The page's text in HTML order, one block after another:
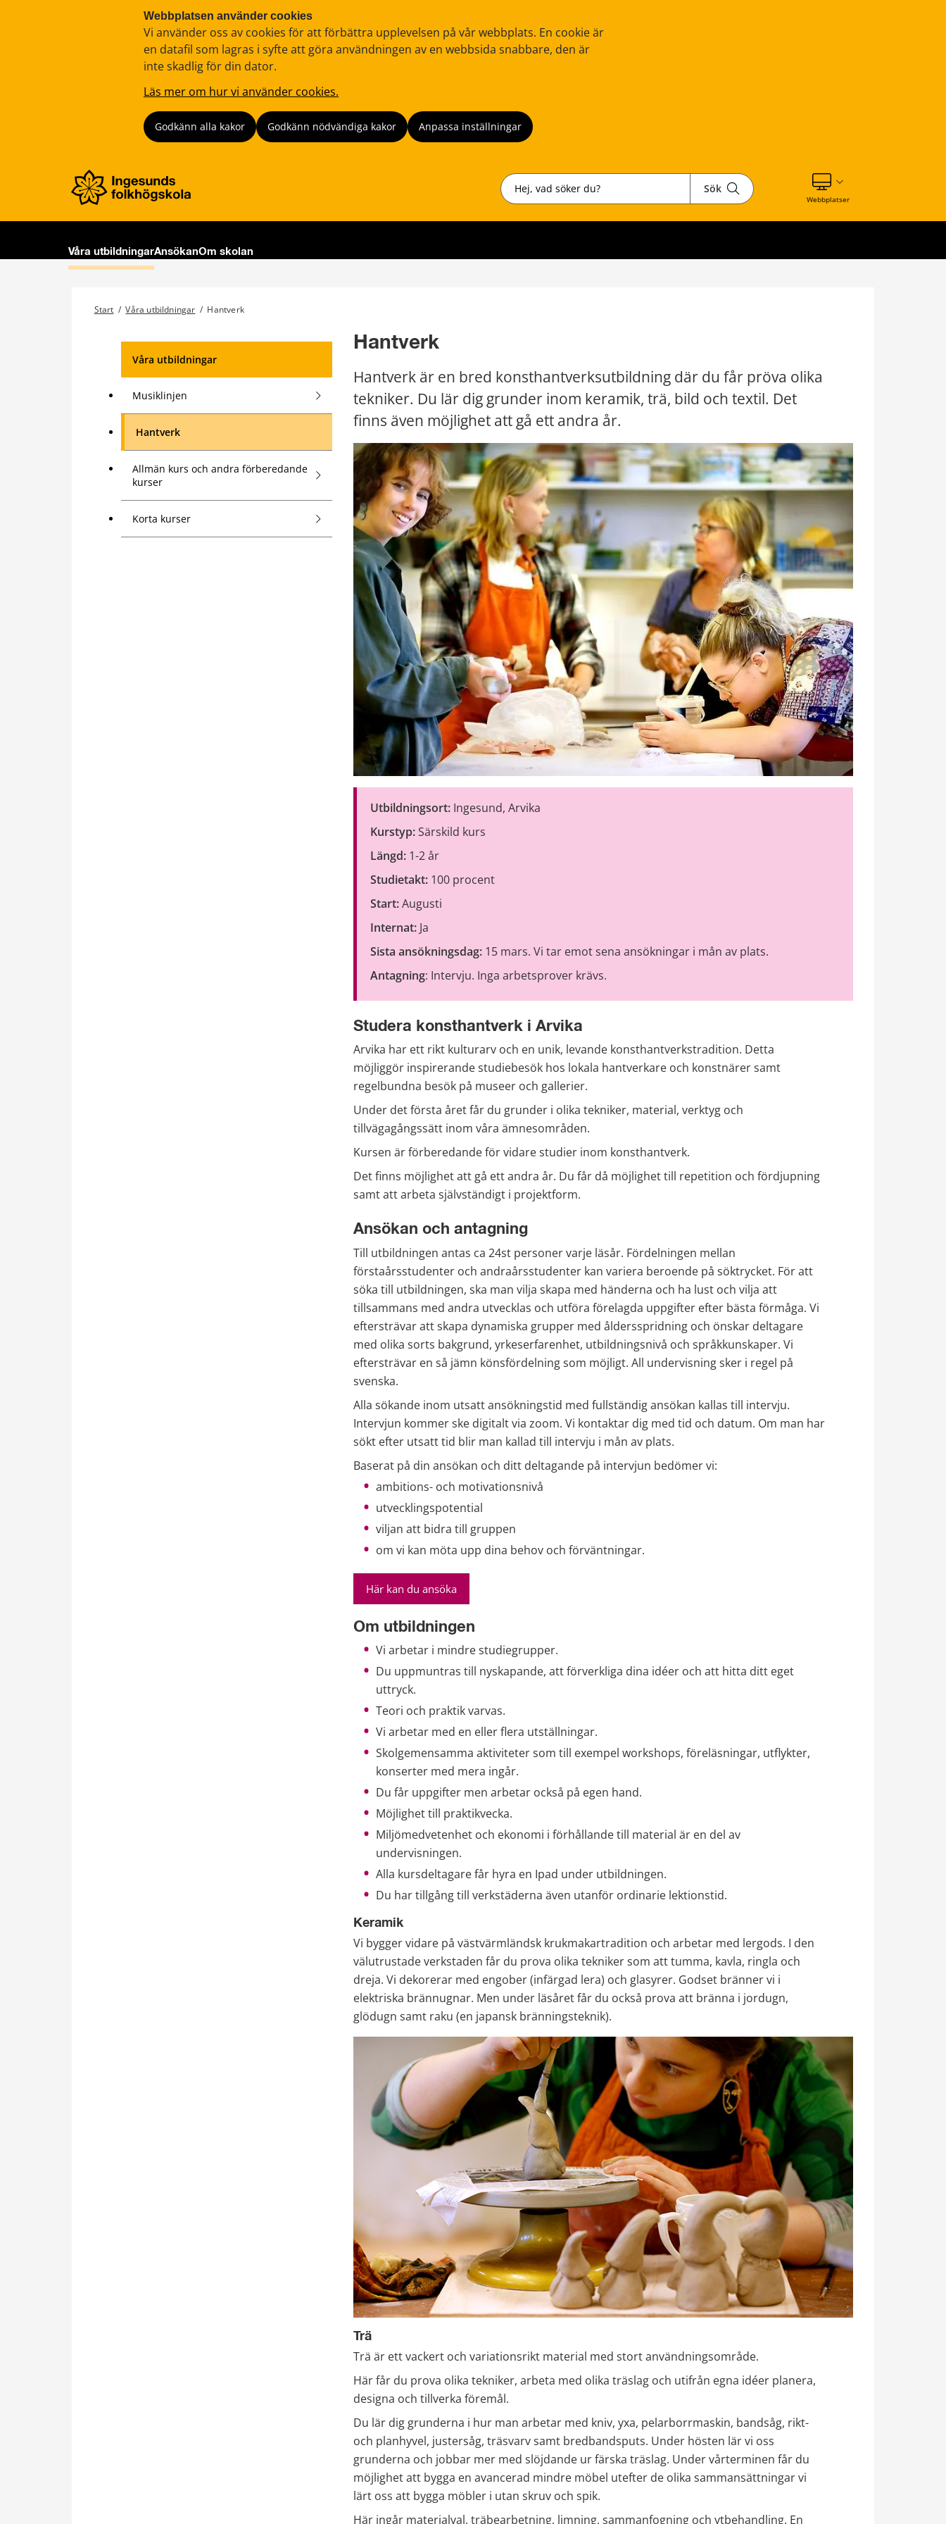
Webbplatsen använder cookies
Vi använder oss av cookies för att förbättra upplevelsen på vår webbplats. En cookie är
en datafil som lagras i syfte att göra användningen av en webbsida snabbare, den är
inte skadlig för din dator.
Läs mer om hur vi använder cookies.
Godkänn alla kakor Godkänn nödvändiga kakor Anpassa inställningar
Sök Sök
WebbplatserVisa våra andra webbplatser
Våra utbildningarAnsökanOm skolan
Start / Våra utbildningar / Hantverk
Våra utbildningar
Musiklinjen
Hantverk
Allmän kurs och andra förberedande
kurser
Korta kurser
Hantverk
Hantverk är en bred konsthantverksutbildning där du får pröva olika
tekniker. Du lär dig grunder inom keramik, trä, bild och textil. Det
finns även möjlighet att gå ett andra år.
Utbildningsort: Ingesund, Arvika
Kurstyp: Särskild kurs
Längd: 1-2 år
Studietakt: 100 procent
Start: Augusti
Internat: Ja
Sista ansökningsdag: 15 mars. Vi tar emot sena ansökningar i mån av plats.
Antagning: Intervju. Inga arbetsprover krävs.
Studera konsthantverk i Arvika
Arvika har ett rikt kulturarv och en unik, levande konsthantverkstradition. Detta
möjliggör inspirerande studiebesök hos lokala hantverkare och konstnärer samt
regelbundna besök på museer och gallerier.
Under det första året får du grunder i olika tekniker, material, verktyg och
tillvägagångssätt inom våra ämnesområden.
Kursen är förberedande för vidare studier inom konsthantverk.
Det finns möjlighet att gå ett andra år. Du får då möjlighet till repetition och fördjupning
samt att arbeta självständigt i projektform.
Ansökan och antagning
Till utbildningen antas ca 24st personer varje läsår. Fördelningen mellan
förstaårsstudenter och andraårsstudenter kan variera beroende på söktrycket. För att
söka till utbildningen, ska man vilja skapa med händerna och ha lust och vilja att
tillsammans med andra utvecklas och utföra förelagda uppgifter efter bästa förmåga. Vi
eftersträvar att skapa dynamiska grupper med åldersspridning och önskar deltagare
med olika sorts bakgrund, yrkeserfarenhet, utbildningsnivå och språkkunskaper. Vi
eftersträvar en så jämn könsfördelning som möjligt. All undervisning sker i regel på
svenska.
Alla sökande inom utsatt ansökningstid med fullständig ansökan kallas till intervju.
Intervjun kommer ske digitalt via zoom. Vi kontaktar dig med tid och datum. Om man har
sökt efter utsatt tid blir man kallad till intervju i mån av plats.
Baserat på din ansökan och ditt deltagande på intervjun bedömer vi:
ambitions- och motivationsnivå
utvecklingspotential
viljan att bidra till gruppen
om vi kan möta upp dina behov och förväntningar.
Här kan du ansöka
Om utbildningen
Vi arbetar i mindre studiegrupper.
Du uppmuntras till nyskapande, att förverkliga dina idéer och att hitta ditt eget
uttryck.
Teori och praktik varvas.
Vi arbetar med en eller flera utställningar.
Skolgemensamma aktiviteter som till exempel workshops, föreläsningar, utflykter,
konserter med mera ingår.
Du får uppgifter men arbetar också på egen hand.
Möjlighet till praktikvecka.
Miljömedvetenhet och ekonomi i förhållande till material är en del av
undervisningen.
Alla kursdeltagare får hyra en Ipad under utbildningen.
Du har tillgång till verkstäderna även utanför ordinarie lektionstid.
Keramik
Vi bygger vidare på västvärmländsk krukmakartradition och arbetar med lergods. I den
välutrustade verkstaden får du prova olika tekniker som att tumma, kavla, ringla och
dreja. Vi dekorerar med engober (infärgad lera) och glasyrer. Godset bränner vi i
elektriska brännugnar. Men under läsåret får du också prova att bränna i jordugn,
glödugn samt raku (en japansk bränningsteknik).
Trä
Trä är ett vackert och variationsrikt material med stort användningsområde.
Här får du prova olika tekniker, arbeta med olika träslag och utifrån egna idéer planera,
designa och tillverka föremål.
Du lär dig grunderna i hur man arbetar med kniv, yxa, pelarborrmaskin, bandsåg, rikt-
och planhyvel, justersåg, träsvarv samt bredbandsputs. Under hösten lär vi oss
grunderna och jobbar mer med slöjdande ur färska träslag. Under vårterminen får du
möjlighet att bygga en avancerad mindre möbel utefter de olika sammansättningar vi
lärt oss att bygga möbler i utan skruv och spik.
Här ingår materialval, träbearbetning, limning, sammanfogning och ytbehandling. En